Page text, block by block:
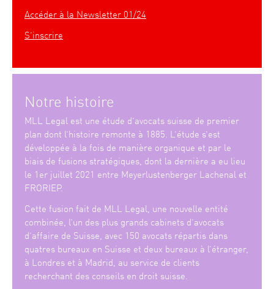
Accéder à la Newsletter 01/24
S’inscrire
Notre histoire
MLL Legal est une étude d’avocats suisse de premier
plan dont l’histoire remonte à 1885. L’étude s’est
développée à la fois de manière organique et par le
biais de fusions stratégiques, dont la dernière a eu lieu
le 1er juillet 2021 entre Meyerlustenberger Lachenal et
FRORIEP.
Cette fusion fait de MLL Legal, une nouvelle entité
combinée, l’un des plus grands cabinets d’avocats
d’affaire de Suisse, avec 150 avocats répartis dans
quatres bureaux en Suisse et deux bureaux à l’étranger,
à Londres et à Madrid, au service de clients
recherchant des conseils en droit suisse.